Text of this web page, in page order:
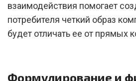
взаимодействия помогает
потребителя четкий образ
будет отличать ее от прямых
Формулирование и